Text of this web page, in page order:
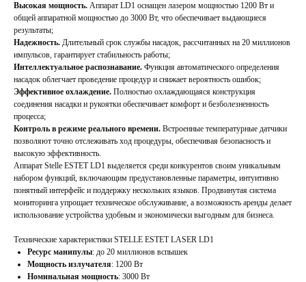
Высокая мощность. Аппарат LD1 оснащен лазером мощностью 1200 Вт и
общей аппаратной мощностью до 3000 Вт, что обеспечивает выдающиеся
результаты;
Надежность. Длительный срок службы насадок, рассчитанных на 20 миллионов
импульсов, гарантирует стабильность работы;
Интеллектуальное распознавание. Функция автоматического определения
насадок облегчает проведение процедур и снижает вероятность ошибок;
Эффективное охлаждение. Полностью охлаждающаяся конструкция
соединения насадки и рукоятки обеспечивает комфорт и безболезненность
процесса;
Контроль в режиме реального времени. Встроенные температурные датчики
позволяют точно отслеживать ход процедуры, обеспечивая безопасность и
высокую эффективность.
Аппарат Stelle ESTET LD1 выделяется среди конкурентов своим уникальным
набором функций, включающим предустановленные параметры, интуитивно
понятный интерфейс и поддержку нескольких языков. Продвинутая система
мониторинга упрощает техническое обслуживание, а возможность аренды делает
использование устройства удобным и экономически выгодным для бизнеса.
Технические характеристики STELLE ESTET LASER LD1
Ресурс манипулы: до 20 миллионов вспышек
Мощность излучателя: 1200 Вт
Номинальная мощность: 3000 Вт